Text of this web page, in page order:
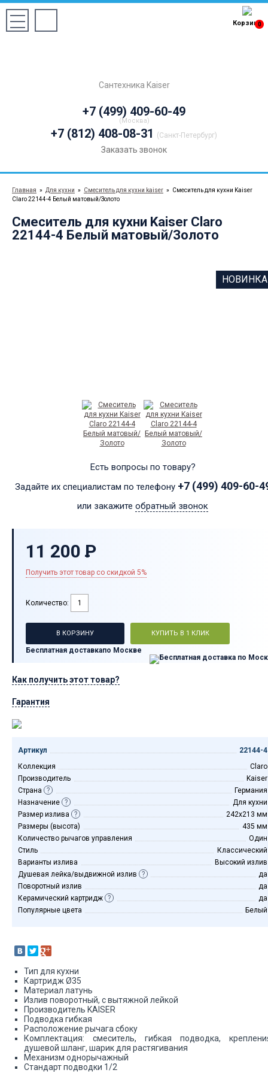
Сантехника Kaiser
+7 (499) 409-60-49
(Москва)
+7 (812) 408-08-31 (Санкт-Петербург)
Заказать звонок
0
Корзина
Главная » Для кухни » Cмеситель для кухни kaiser » Смеситель для кухни Kaiser
Claro 22144-4 Белый матовый/Золото
Смеситель для кухни Kaiser Claro
22144-4 Белый матовый/Золото
НОВИНКА
Есть вопросы по товару?
Задайте их специалистам по телефону +7 (499) 409-60-
или закажите обратный звонок
11 200 P
-
Получить этот товар со скидкой 5%
Количество:
В КОРЗИНУ КУПИТЬ В 1 КЛИК
Бесплатная доставкапо Москве
Как получить этот товар?
Гарантия
Артикул
22144-4
Коллекция
Claro
Производитель
Kaiser
Страна
?
Германия
Назначение ?
Для кухни
Размер излива
?
242х213 мм
Размеры (высота)
435 мм
Количество рычагов управления
Один
Стиль
Классический
Варианты излива
Высокий излив
Душевая лейка/выдвижной излив
?
да
Поворотный излив
да
Керамический картридж ?
да
Популярные цвета
Белый
Тип для кухни
Картридж Ø35
Материал латунь
Излив поворотный, с вытяжной лейкой
Производитель KAISER
Подводка гибкая
Расположение рычага сбоку
Комплектация: смеситель, гибкая подводка,
душевой шланг, шарик для растягивания
Механизм однорычажный
Стандарт подводки 1/2